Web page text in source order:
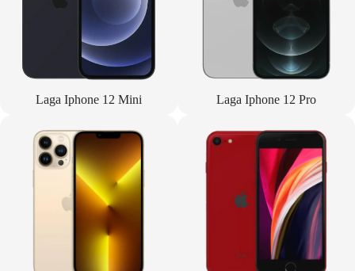
Laga Iphone 12 Mini Laga Iphone 12 Pro